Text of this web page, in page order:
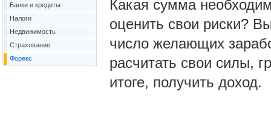
Какая сумма
оценить свои риски?
число желающих
расчитать свои силы,
итоге, получить доход.
Банки и кредиты
Налоги
Недвижимость
Страхование
Форекс